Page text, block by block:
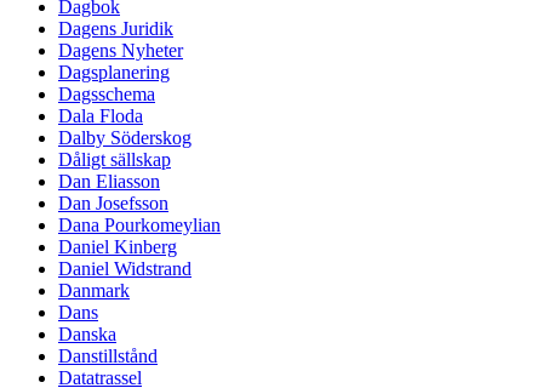
Dagbok
Dagens Juridik
Dagens Nyheter
Dagsplanering
Dagsschema
Dala Floda
Dalby Söderskog
Dåligt sällskap
Dan Eliasson
Dan Josefsson
Dana Pourkomeylian
Daniel Kinberg
Daniel Widstrand
Danmark
Dans
Danska
Danstillstånd
Datatrassel